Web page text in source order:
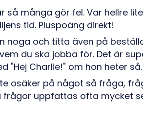
så många gör fel. Var hellre
tid. Pluspoäng direkt!
noga och titta även på
du ska jobba för. Det är
"Hej Charlie!" om hon heter så.
osäker på något så fråga,
frågor uppfattas ofta mycket